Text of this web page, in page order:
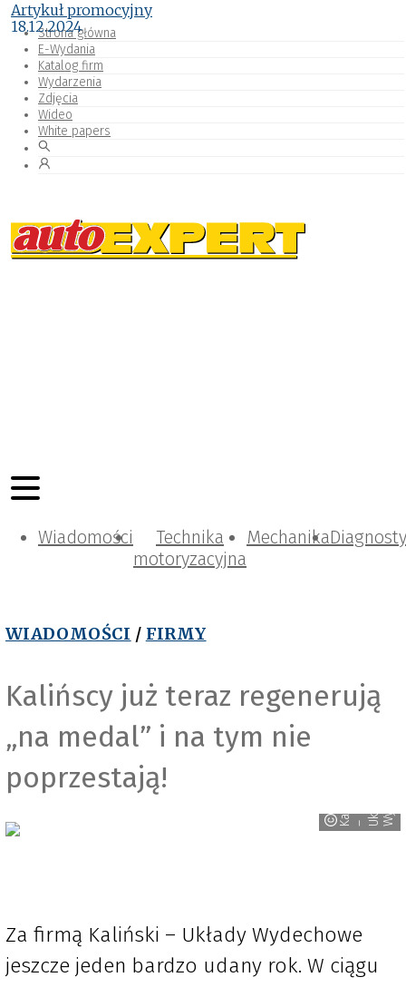
Strona główna
E-Wydania
Katalog firm
Wydarzenia
Zdjęcia
Wideo
White papers
Wiadomości
Technika
motoryzacyjna
Mechanika
WIADOMOŚCI / FIRMY
Kalińscy już teraz regenerują
„na medal” i na tym nie
poprzestają!
a
l
i
ń
s k
i
k
ł
a
d y
W
y
d
e c
h
o
w
Artykuł promocyjny
18.12.2024
Za firmą Kaliński – Układy Wydechowe
jeszcze jeden bardzo udany rok. W ciągu